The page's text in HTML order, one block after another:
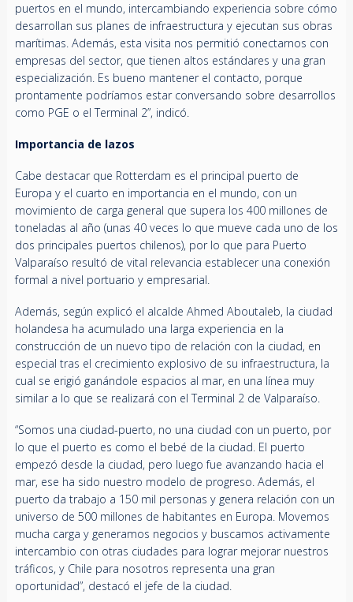
puertos en el mundo, intercambiando experiencia sobre cómo
desarrollan sus planes de infraestructura y ejecutan sus obras
marítimas. Además, esta visita nos permitió conectarnos con
empresas del sector, que tienen altos estándares y una gran
especialización. Es bueno mantener el contacto, porque
prontamente podríamos estar conversando sobre desarrollos
como PGE o el Terminal 2”, indicó.
Importancia de lazos
Cabe destacar que Rotterdam es el principal puerto de
Europa y el cuarto en importancia en el mundo, con un
movimiento de carga general que supera los 400 millones de
toneladas al año (unas 40 veces lo que mueve cada uno de los
dos principales puertos chilenos), por lo que para Puerto
Valparaíso resultó de vital relevancia establecer una conexión
formal a nivel portuario y empresarial.
Además, según explicó el alcalde Ahmed Aboutaleb, la ciudad
holandesa ha acumulado una larga experiencia en la
construcción de un nuevo tipo de relación con la ciudad, en
especial tras el crecimiento explosivo de su infraestructura, la
cual se erigió ganándole espacios al mar, en una línea muy
similar a lo que se realizará con el Terminal 2 de Valparaíso.
“Somos una ciudad-puerto, no una ciudad con un puerto, por
lo que el puerto es como el bebé de la ciudad. El puerto
empezó desde la ciudad, pero luego fue avanzando hacia el
mar, ese ha sido nuestro modelo de progreso. Además, el
puerto da trabajo a 150 mil personas y genera relación con un
universo de 500 millones de habitantes en Europa. Movemos
mucha carga y generamos negocios y buscamos activamente
intercambio con otras ciudades para lograr mejorar nuestros
tráficos, y Chile para nosotros representa una gran
oportunidad”, destacó el jefe de la ciudad.